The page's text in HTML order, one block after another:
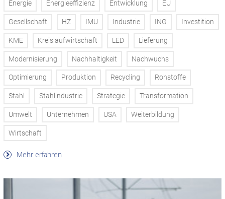
Energie Energieeffizienz Entwicklung EU
Gesellschaft HZ IMU Industrie ING Investition
KME Kreislaufwirtschaft LED Lieferung
Modernisierung Nachhaltigkeit Nachwuchs
Optimierung Produktion Recycling Rohstoffe
Stahl Stahlindustrie Strategie Transformation
Umwelt Unternehmen USA Weiterbildung
Wirtschaft
Mehr erfahren